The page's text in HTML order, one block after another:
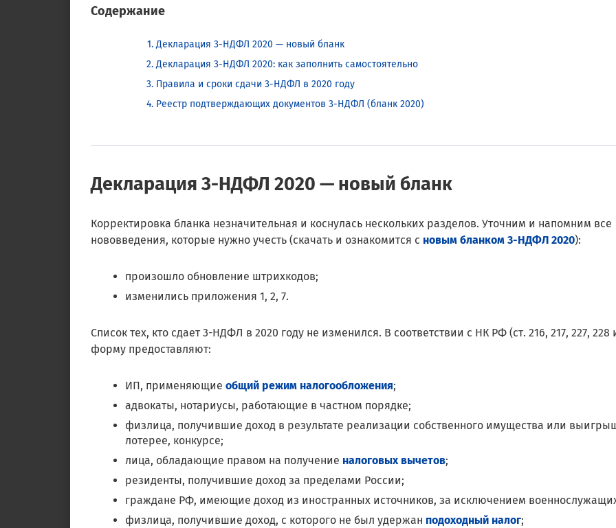
Содержание
Декларация 3-НДФЛ 2020 — новый бланк
Декларация 3-НДФЛ 2020: как заполнить самостоятельно
Правила и сроки сдачи 3-НДФЛ в 2020 году
Реестр подтверждающих документов 3-НДФЛ (бланк 2020)
Декларация 3-НДФЛ 2020 — новый бланк
Корректировка бланка незначительная и коснулась нескольких разделов. Уточним и напомним все
нововведения, которые нужно учесть (скачать и ознакомится с новым бланком 3-НДФЛ 2020):
произошло обновление штрихкодов;
изменились приложения 1, 2, 7.
Список тех, кто сдает 3-НДФЛ в 2020 году не изменился. В соответствии с НК РФ (ст. 216, 217, 227, 228
форму предоставляют:
ИП, применяющие общий режим налогообложения;
адвокаты, нотариусы, работающие в частном порядке;
физлица, получившие доход в результате реализации собственного имущества или
лотерее, конкурсе;
лица, обладающие правом на получение налоговых вычетов;
резиденты, получившие доход за пределами России;
граждане РФ, имеющие доход из иностранных источников, за исключением
физлица, получившие доход, с которого не был удержан подоходный налог;